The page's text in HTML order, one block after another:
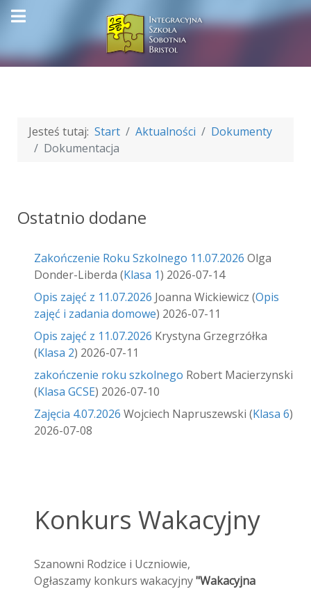
Jesteś tutaj: Start Aktualności
Dokumenty
Dokumentacja
Ostatnio dodane
Zakończenie Roku Szkolnego 11.07.2026 Olga
Donder-Liberda (Klasa 1) 2026-07-14
Opis zajęć z 11.07.2026 Joanna Wickiewicz (Opis
zajęć i zadania domowe) 2026-07-11
Opis zajęć z 11.07.2026 Krystyna Grzegrzółka
(Klasa 2) 2026-07-11
zakończenie roku szkolnego Robert Macierzynski
(Klasa GCSE) 2026-07-10
Zajęcia 4.07.2026 Wojciech Napruszewski (Klasa 6)
2026-07-08
Konkurs Wakacyjny
Szanowni Rodzice i Uczniowie,
Ogłaszamy konkurs wakacyjny"Wakacyjna